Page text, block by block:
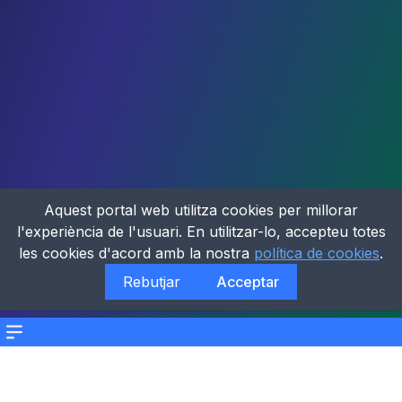
Menu
Aquest portal web utilitza cookies per millorar
l'experiència de l'usuari. En utilitzar-lo, accepteu totes
les cookies d'acord amb la nostra política de cookies.
Rebutjar
Acceptar